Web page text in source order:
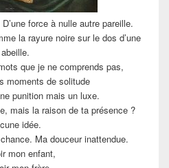
force à nulle autre pareille.
la rayure noire sur le dos d’une
abeille.
que je ne comprends pas,
moments de solitude
punition mais un luxe.
mais la raison de ta présence ?
idée.
Ma douceur inattendue.
mon enfant,